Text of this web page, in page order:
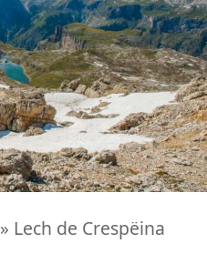
» Lech de Crespëina